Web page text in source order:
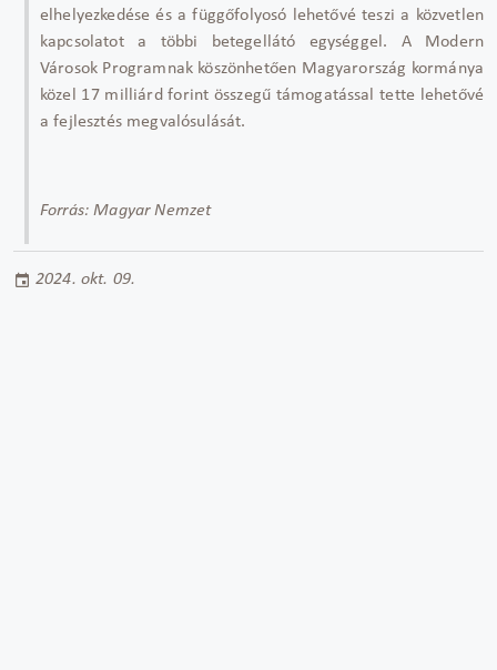
elhelyezkedése és a függőfolyosó lehetővé teszi a közvetlen
kapcsolatot a többi betegellátó egységgel. A Modern
Városok Programnak köszönhetően Magyarország kormánya
közel 17 milliárd forint összegű támogatással tette lehetővé
a fejlesztés megvalósulását.
Forrás: Magyar Nemzet
2024. okt. 09.